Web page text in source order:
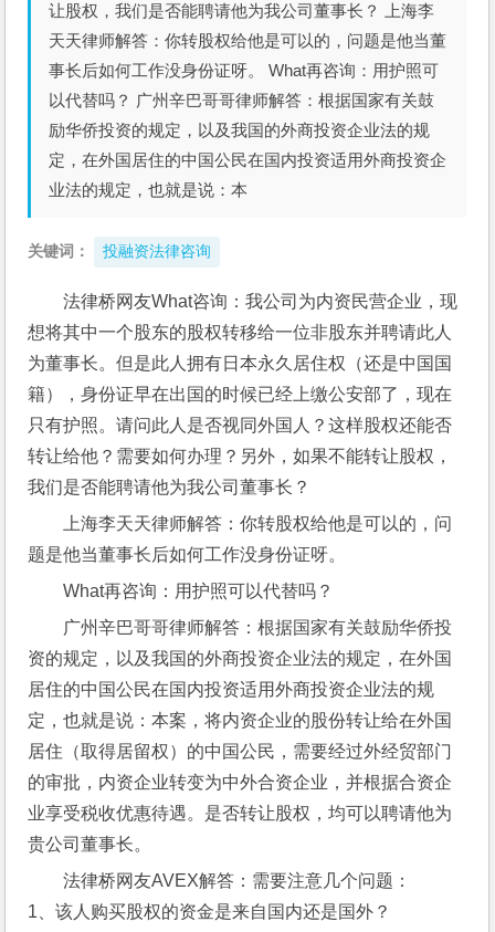
让股权，我们是否能聘请他为我公司董事长？ 上海李
天天律师解答：你转股权给他是可以的，问题是他当董
事长后如何工作没身份证呀。 What再咨询：用护照可
以代替吗？ 广州辛巴哥哥律师解答：根据国家有关鼓
励华侨投资的规定，以及我国的外商投资企业法的规
定，在外国居住的中国公民在国内投资适用外商投资企
业法的规定，也就是说：本
关键词： 投融资法律咨询
法律桥网友What咨询：我公司为内资民营企业，现
想将其中一个股东的股权转移给一位非股东并聘请此人
为董事长。但是此人拥有日本永久居住权（还是中国国
籍），身份证早在出国的时候已经上缴公安部了，现在
只有护照。请问此人是否视同外国人？这样股权还能否
转让给他？需要如何办理？另外，如果不能转让股权，
我们是否能聘请他为我公司董事长？
上海李天天律师解答：你转股权给他是可以的，问
题是他当董事长后如何工作没身份证呀。
What再咨询：用护照可以代替吗？
广州辛巴哥哥律师解答：根据国家有关鼓励华侨投
资的规定，以及我国的外商投资企业法的规定，在外国
居住的中国公民在国内投资适用外商投资企业法的规
定，也就是说：本案，将内资企业的股份转让给在外国
居住（取得居留权）的中国公民，需要经过外经贸部门
的审批，内资企业转变为中外合资企业，并根据合资企
业享受税收优惠待遇。是否转让股权，均可以聘请他为
贵公司董事长。
法律桥网友AVEX解答：需要注意几个问题：
1、该人购买股权的资金是来自国内还是国外？